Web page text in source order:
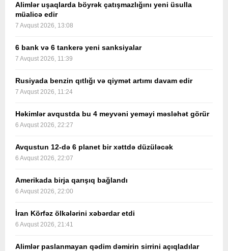
Alimlər uşaqlarda böyrək çatışmazlığını yeni üsulla
müalicə edir
7 Avqust 2026, 13:08
6 bank və 6 tankerə yeni sanksiyalar
7 Avqust 2026, 11:39
Rusiyada benzin qıtlığı və qiymət artımı davam edir
7 Avqust 2026, 11:24
Həkimlər avqustda bu 4 meyvəni yeməyi məsləhət görür
6 Avqust 2026, 22:27
Avqustun 12-də 6 planet bir xəttdə düzüləcək
6 Avqust 2026, 22:07
Amerikada birja qarışıq bağlandı
6 Avqust 2026, 22:00
İran Körfəz ölkələrini xəbərdar etdi
6 Avqust 2026, 21:41
Alimlər paslanmayan qədim dəmirin sirrini açıqladılar